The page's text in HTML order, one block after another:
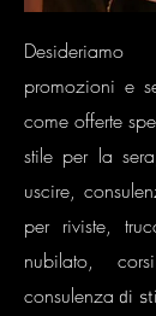
Desideriamo
promozioni e
come offerte
stile per la
uscire,
per riviste,
nubilato,
consulenza di